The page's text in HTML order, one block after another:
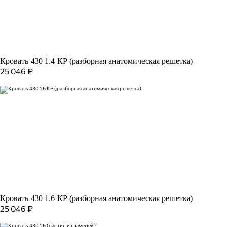
Кровать 430 1.4 КР (разборная анатомическая решетка)
25 046 ₽
Кровать 430 1.6 КР (разборная анатомическая решетка)
25 046 ₽